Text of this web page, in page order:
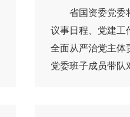
省国资委党委
议事日程、党建工
全面从严治党主体
党委班子成员带队